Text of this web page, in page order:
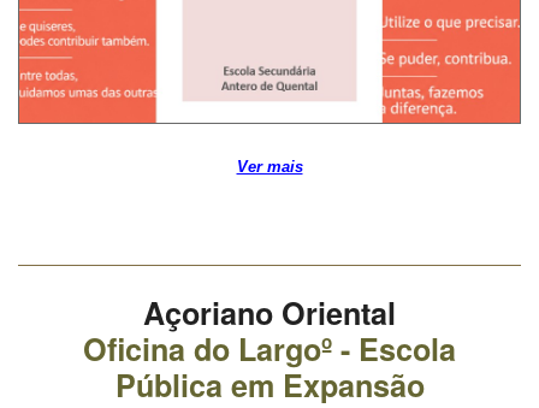
Ver mais
Açoriano Oriental
Oficina do Largoº - Escola
Pública em Expansão